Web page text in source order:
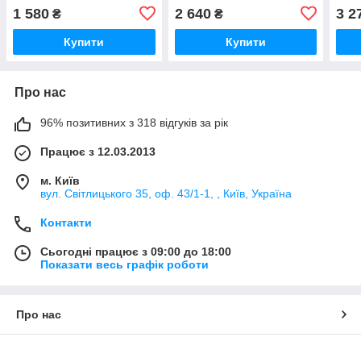
1 580 ₴
Купити
2 640₴
Купити
3
Про нас
96% позитивних з 318 відгуків за рік
Працює з 12.03.2013
м. Київ
вул. Світлицького 35, оф. 43/1-1, , Київ, Україна
Контакти
Сьогодні працює з 09:00 до 18:00
Показати весь графік роботи
Про нас